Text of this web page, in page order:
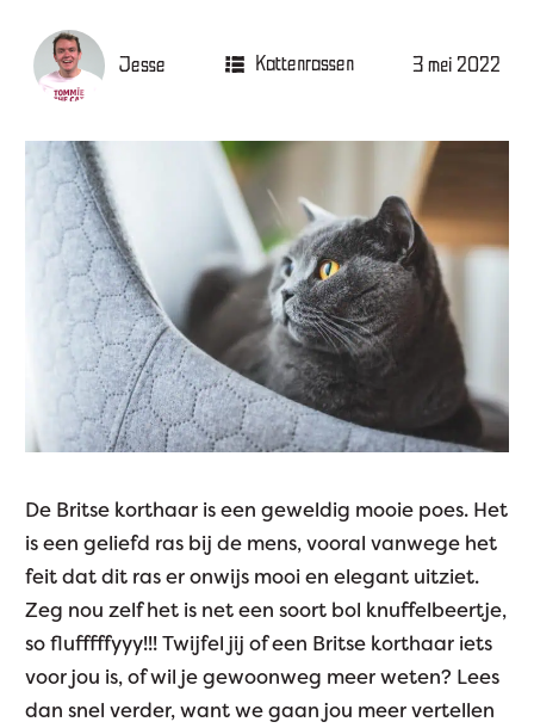
Jesse Kattenrassen 3 mei 2022
De Britse korthaar is een geweldig mooie poes. Het
is een geliefd ras bij de mens, vooral vanwege het
feit dat dit ras er onwijs mooi en elegant uitziet.
Zeg nou zelf het is net een soort bol knuffelbeertje,
so flufffffyyy!!! Twijfel jij of een Britse korthaar iets
voor jou is, of wil je gewoonweg meer weten? Lees
dan snel verder, want we gaan jou meer vertellen